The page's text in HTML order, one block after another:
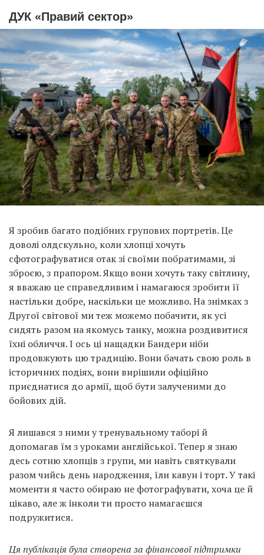
ДУК «Правий сектор»
Я зробив багато подібних групових портретів. Це
доволі олдскульно, коли хлопці хочуть
сфотографуватися отак зі своїми побратимами, зі
зброєю, з прапором. Якщо вони хочуть таку світлину,
я вважаю це справедливим і намагаюся зробити її
настільки добре, наскільки це можливо. На знімках з
Другої світової ми теж можемо побачити, як усі
сидять разом на якомусь танку, можна роздивитися
їхні обличчя. І ось ці нащадки Бандери ніби
продовжують цю традицію. Вони бачать свою роль в
історичних подіях, вони вирішили офіційно
приєднатися до армії, щоб бути залученими до
бойових дій.
Я лишався з ними у тренувальному таборі й
допомагав їм з уроками англійської. Тепер я знаю
десь сотню хлопців з групи, ми навіть святкували
разом чийсь день народження, їли кавун і торт. У такі
моменти я часто обираю не фотографувати, хоча це й
цікаво, але ж інколи ти просто намагаєшся
подружитися.
Ця публікація була створена за фінансової підтримки